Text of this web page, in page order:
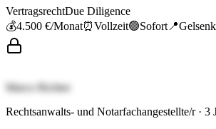
VertragsrechtDue Diligence
💰4.500 €/Monat⏰Vollzeit🟢Sofort 📍
Marco Richter
Rechtsanwalts- und Notarfachangestellte/r· 3